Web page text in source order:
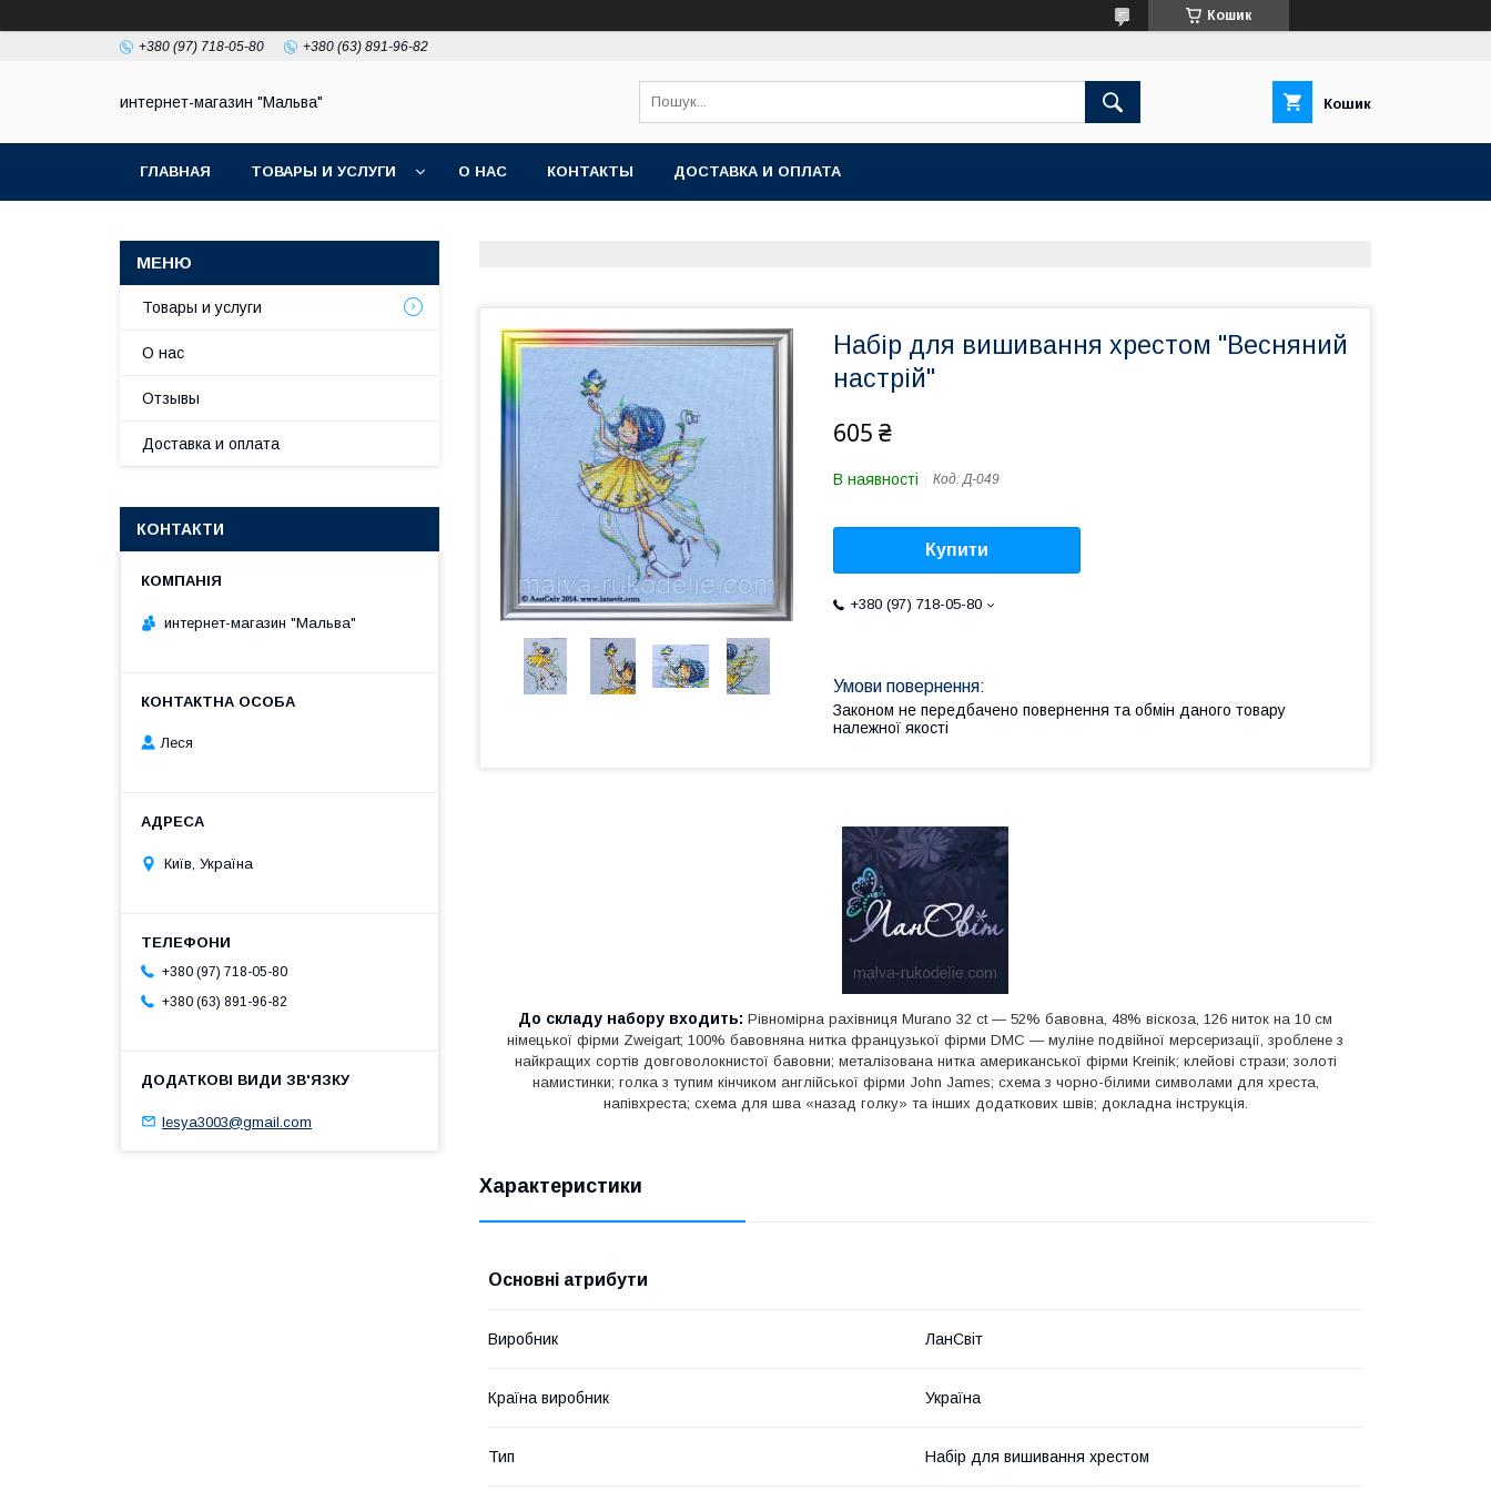
Кошик
+380 (97) 718-05-80 +380 (63) 891-96-82
интернет-магазин "Мальва" Кошик
ГЛАВНАЯ ТОВАРЫ И УСЛУГИ О НАС КОНТАКТЫ ДОСТАВКА И ОПЛАТА
Набір для вишивання хрестом "Весняний
настрій"
605 ₴
В наявності Код:Д-049
Купити
+380 (97) 718-05-80
Законом не передбачено повернення та обмін даного товару
належної якості
До складу набору входить: Рівномірна рахівниця Murano 32 ct — 52% бавовна, 48% віскоза, 126 ниток на 10 см
німецької фірми Zweigart; 100% бавовняна нитка французької фірми DMC — муліне подвійної мерсеризації, зроблене з
найкращих сортів довговолокнистої бавовни; металізована нитка американської фірми Kreinik; клейові стрази; золоті
намистинки; голка з тупим кінчиком англійської фірми John James; схема з чорно-білими символами для хреста,
напівхреста; схема для шва «назад голку» та інших додаткових швів; докладна інструкція
Характеристики
Основні атрибути
Виробник ЛанСвіт
Країна виробник Україна
Тип Набір для вишивання хрестом
Товары и услуги
О нас
Отзывы
Доставка и оплата
КОНТАКТИ
интернет-магазин "Мальва"
Леся
Київ, Україна
+380 (97) 718-05-80
+380 (63) 891-96-82
lesya3003@gmail.com